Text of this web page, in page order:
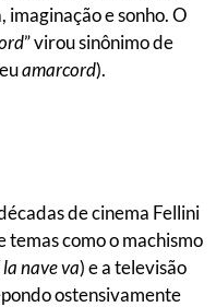
e sonho. O
” virou sinônimo de
amarcord).
de cinema Fellini
como o machismo
la nave va) e a televisão
ostensivamente